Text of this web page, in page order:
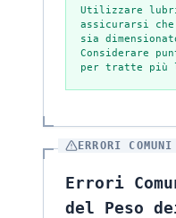
Utilizzare
assicurarsi
sia
Considerare
per tratte più
ERRORI COMUNI
Errori
del Peso